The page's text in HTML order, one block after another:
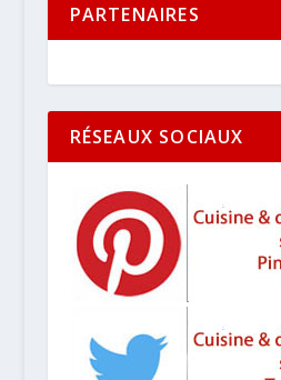
PARTENAIRES
RÉSEAUX SOCIAUX